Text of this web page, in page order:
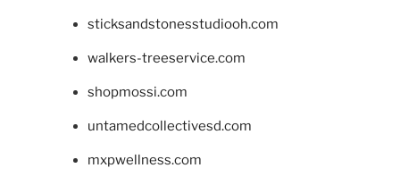
sticksandstonesstudiooh.com
walkers-treeservice.com
shopmossi.com
untamedcollectivesd.com
mxpwellness.com